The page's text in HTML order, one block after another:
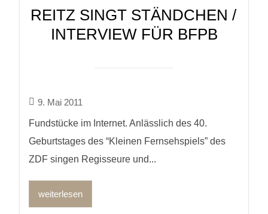
REITZ SINGT STÄNDCHEN /
INTERVIEW FÜR BFPB
9. Mai 2011
Fundstücke im Internet. Anlässlich des 40.
Geburtstages des “Kleinen Fernsehspiels” des
ZDF singen Regisseure und...
weiterlesen